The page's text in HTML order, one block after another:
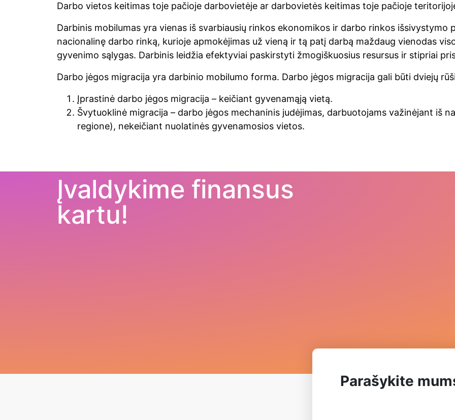
Darbo vietos keitimas toje pačioje darbovietėje ar darbovietės keitimas toje pačioje
Darbinis mobilumas yra vienas iš svarbiausių rinkos ekonomikos ir darbo rinkos išsivystymo
nacionalinę darbo rinką, kurioje apmokėjimas už vieną ir tą patį darbą maždaug vienodas
gyvenimo sąlygas. Darbinis leidžia efektyviai paskirstyti žmogiškuosius resursus ir stipriai
Darbo jėgos migracija yra darbinio mobilumo forma. Darbo jėgos migracija gali būti dviejų
Įprastinė darbo jėgos migracija – keičiant gyvenamąją vietą.
Švytuoklinė migracija – darbo jėgos mechaninis judėjimas, darbuotojams važinėjant iš
regione), nekeičiant nuolatinės gyvenamosios vietos.
Įvaldykime finansus
kartu!
Parašykite